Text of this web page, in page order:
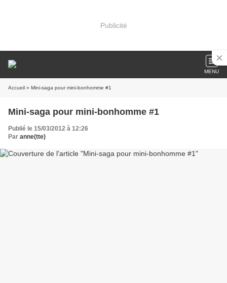
Publicité
MENU
Accueil » Mini-saga pour mini-bonhomme #1
Mini-saga pour mini-bonhomme #1
Publié le 15/03/2012 à 12:26
Par anne(tte)